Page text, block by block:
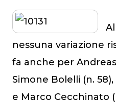
nessuna variazione
fa anche per
Simone Bolelli (n.
e Marco Cecchinato